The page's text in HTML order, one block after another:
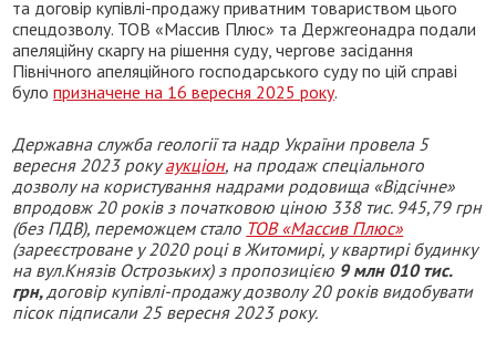
та договір купівлі-продажу приватним товариством цього
спецдозволу. ТОВ «Массив Плюс» та Держгеонадра подали
апеляційну скаргу на рішення суду, чергове засідання
Північного апеляційного господарського суду по цій справі
булопризначене на 16 вересня 2025 року.
Державна служба геології та надр України провела5
вересня 2023 рокуаукціон, на продаж спеціального
дозволу на користування надрами родовища «Відсічне»
впродовж 20 років з початковою ціною 338 тис. 945,79 грн
(без ПДВ), переможцем стало ТОВ «Массив Плюс»
(зареєстроване у 2020 році в Житомирі, у квартирі будинку
на вул.Князів Острозьких) з пропозицією 9 млн 010 тис.
грн,договір купівлі-продажу дозволу 20 років видобувати
пісок підписали 25 вересня 2023 року.